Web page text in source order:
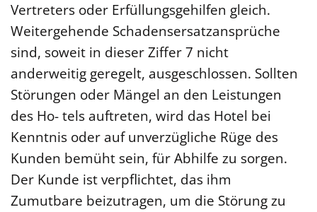
Vertreters oder Erfüllungsgehilfen gleich.
Weitergehende Schadensersatzansprüche
sind, soweit in dieser Ziffer 7 nicht
anderweitig geregelt, ausgeschlossen. Sollten
Störungen oder Mängel an den Leistungen
des Ho- tels auftreten, wird das Hotel bei
Kenntnis oder auf unverzügliche Rüge des
Kunden bemüht sein, für Abhilfe zu sorgen.
Der Kunde ist verpflichtet, das ihm
Zumutbare beizutragen, um die Störung zu